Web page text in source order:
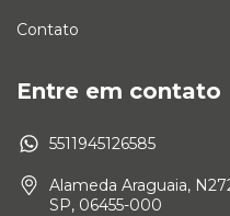
Contato
Entre em contato
5511945126585
Alameda Araguaia,
SP, 06455-000